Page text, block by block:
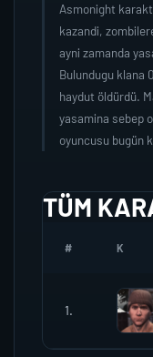
Asmonight
kazandi,
ayni zamanda
Bulundugu klana
haydut öldürdü.
yasamina sebep
oyuncusu bugün
TÜM
# K
1.